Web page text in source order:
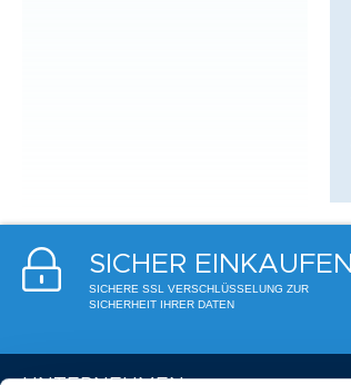
SICHER EINKAUFEN
SICHERE SSL VERSCHLÜSSELUNG ZUR
SICHERHEIT IHRER DATEN